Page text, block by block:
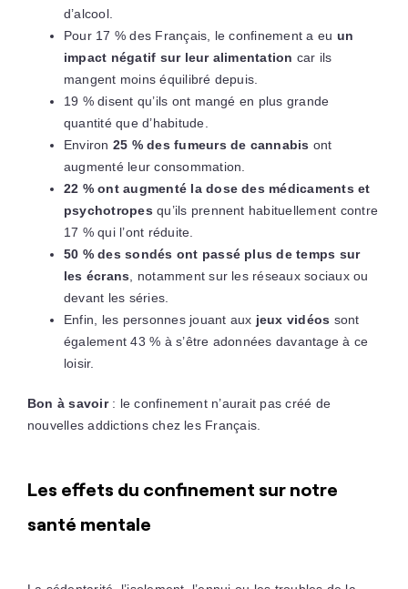
d’alcool.
Pour 17 % des Français, le confinement a eu un
impact négatif sur leur alimentation car ils
mangent moins équilibré depuis.
19 % disent qu’ils ont mangé en plus grande
quantité que d’habitude.
Environ 25 % des fumeurs de cannabis ont
augmenté leur consommation.
22 % ont augmenté la dose des médicaments et
psychotropes qu’ils prennent habituellement contre
17 % qui l’ont réduite.
50 % des sondés ont passé plus de temps sur
les écrans , notamment sur les réseaux sociaux ou
devant les séries.
Enfin, les personnes jouant aux jeux vidéos sont
également 43 % à s’être adonnées davantage à ce
loisir.
Bon à savoir: le confinement n’aurait pas créé de
nouvelles addictions chez les Français.
Les effets du confinement sur notre
santé mentale